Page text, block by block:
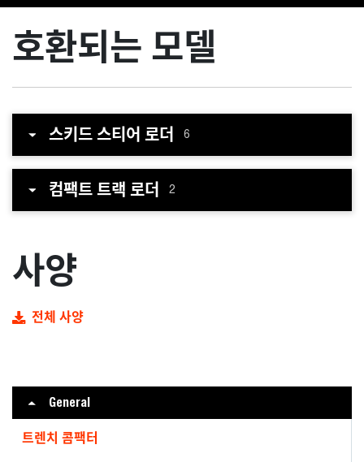
호환되는 모델
스키드 스티어 로더 6
컴팩트 트랙 로더 2
사양
전체 사양
General
트렌치 콤팩터